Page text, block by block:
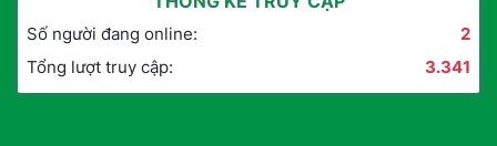
Số người đang online:
2
Tổng lượt truy cập:
3.341